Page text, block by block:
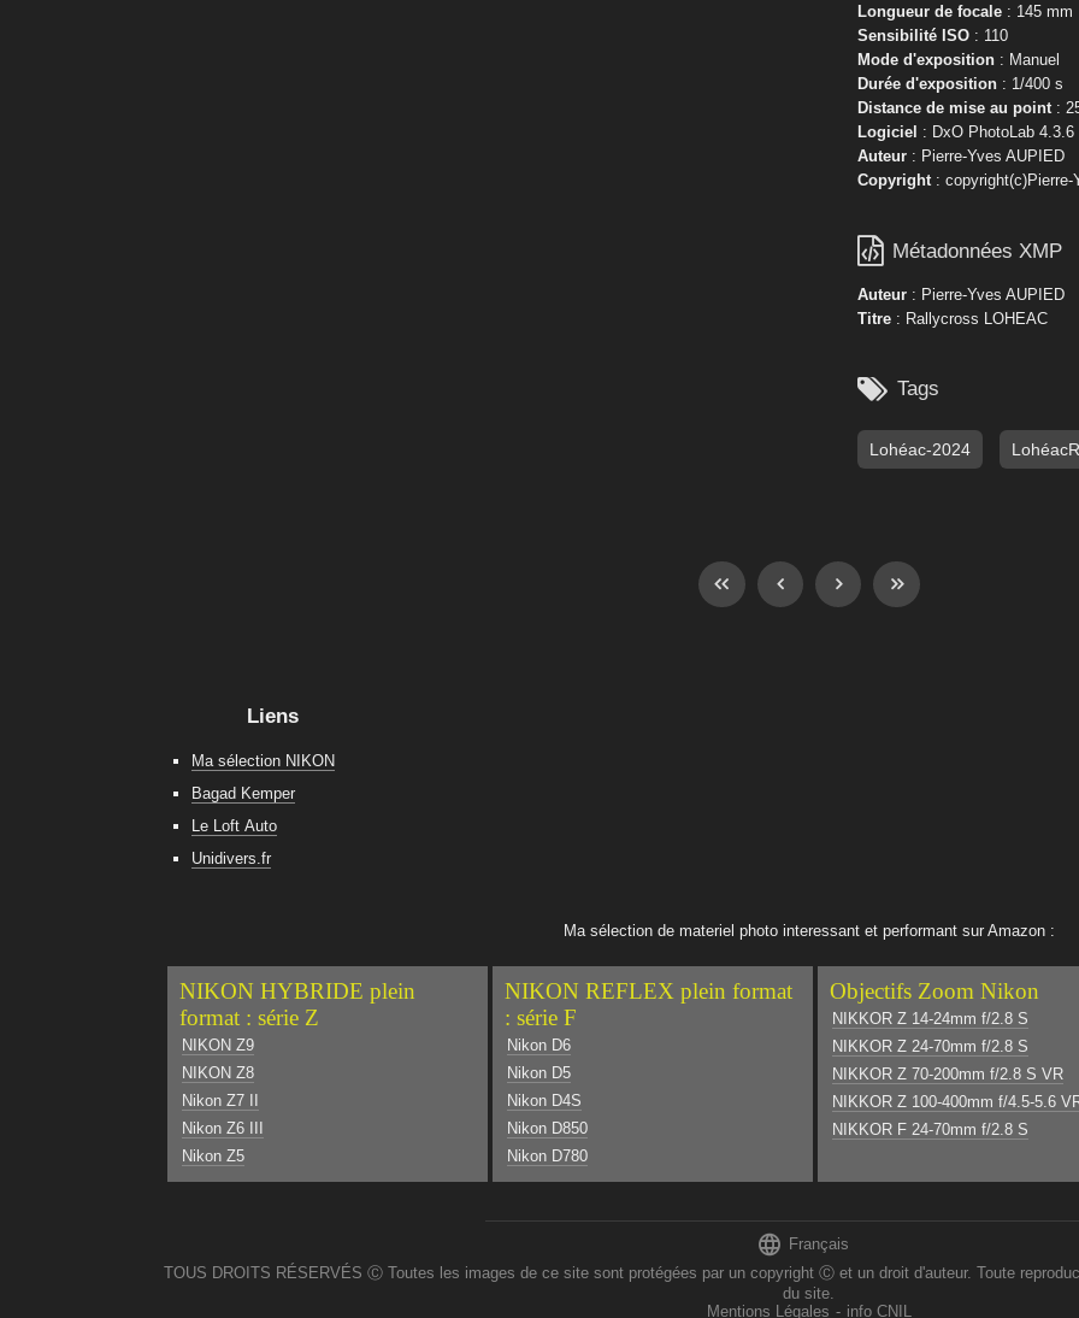
Longueur de focale : 145 mm
Sensibilité ISO : 110
Mode d'exposition : Manuel
Durée d'exposition : 1/400 s
Distance de mise au point :
Logiciel : DxO PhotoLab 4.3.6
Auteur : Pierre-Yves AUPIED
Copyright : copyright(c)Pierre-
 Métadonnées XMP
Auteur : Pierre-Yves AUPIED
Titre : Rallycross LOHEAC
 Tags
Lohéac-2024
Liens
Ma sélection NIKON
Bagad Kemper
Le Loft Auto
Unidivers.fr
Ma sélection de materiel photo interessant et performant sur Amazon :
NIKON HYBRIDE plein
format : série Z
NIKON Z9
NIKON Z8
Nikon Z7 II
Nikon Z6 III
Nikon Z5
NIKON REFLEX plein format
: série F
Nikon D6
Nikon D5
Nikon D4S
Nikon D850
Nikon D780
Objectifs Zoom Nikon
NIKKOR Z 14-24mm f/2.8 S
NIKKOR Z 24-70mm f/2.8 S
NIKKOR Z 70-200mm f/2.8 S VR
NIKKOR Z 100-400mm f/4.5-5.6
NIKKOR F 24-70mm f/2.8 S
 Français
TOUS DROITS RÉSERVÉS Ⓒ Toutes les images de ce site sont protégées par un copyright Ⓒ et un droit d'auteur. Toute
du site.
Mentions Légales - info CNIL